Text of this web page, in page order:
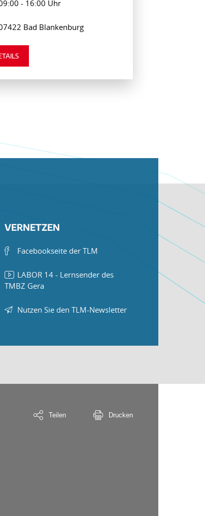
- 16:00 Uhr
Bad Blankenburg
VERNETZEN
Facebookseite der TLM
LABOR 14 - Lernsender des
TMBZ Gera
Nutzen Sie den TLM-Newsletter
Teilen Drucken